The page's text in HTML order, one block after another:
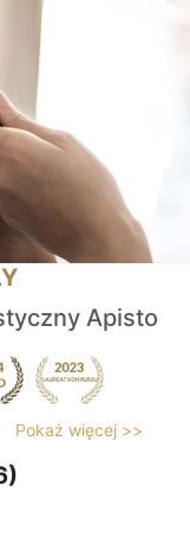
Apisto
Pokaż więcej >>